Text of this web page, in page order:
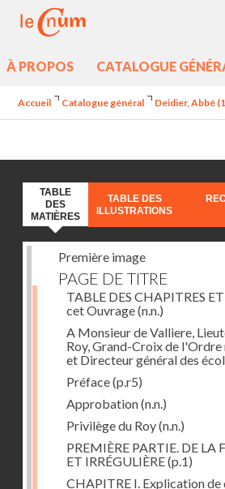
À PROPOS CATALOGUE
Accueil Catalogue général Deidier, Abbé
TABLE
DES
MATIÈRES
TABLE DES
ILLUSTRATIONS
Première image
PAGE DE TITRE
TABLE DES CHAPITRES
cet Ouvrage(n.n.)
A Monsieur de Valliere,
Roy, Grand-Croix de
et Directeur général des
Préface(p.r5)
Approbation(n.n.)
Privilège du Roy(n.n.)
PREMIÈRE PARTIE. DE
ET IRRÉGULIÈRE(p.1)
CHAPITRE I. Explication de